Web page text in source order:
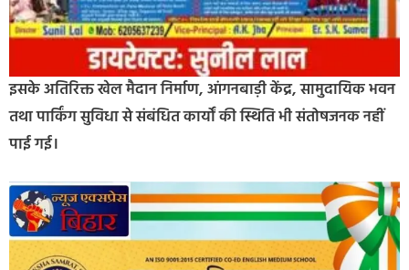
इसके अतिरिक्त खेल मैदान निर्माण, आंगनबाड़ी केंद्र, सामुदायिक भवन
तथा पार्किंग सुविधा से संबंधित कार्यों की स्थिति भी संतोषजनक नहीं
पाई गई।